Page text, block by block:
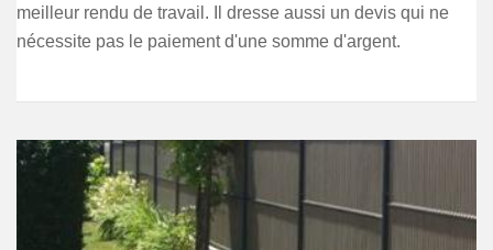
meilleur rendu de travail. Il dresse aussi un devis qui ne
nécessite pas le paiement d'une somme d'argent.